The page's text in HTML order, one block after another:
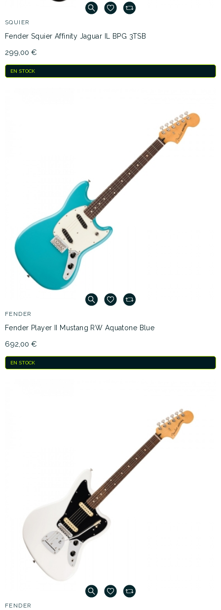
SQUIER
Fender Squier Affinity Jaguar IL BPG 3TSB
299,00 €
EN STOCK
FENDER
Fender Player II Mustang RW Aquatone Blue
692,00 €
EN STOCK
FENDER